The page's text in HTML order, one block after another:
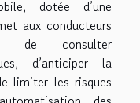
dotée d’une
aux conducteurs
de consulter
d’anticiper la
limiter les risques